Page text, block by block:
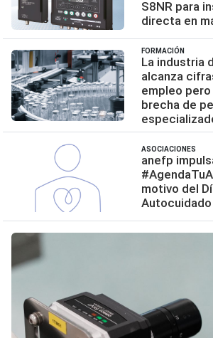
S8NR para
directa en
FORMACIÓN
La industria
alcanza
empleo
brecha de
ASOCIACIONES
anefp
motivo del
Autocuidado